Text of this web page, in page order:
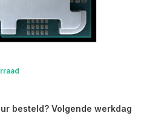
besteld? Volgende werkdag